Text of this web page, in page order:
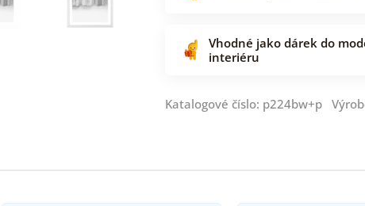
Vhodné jako dárek do
interiéru
Katalogové číslo: p224bw+p